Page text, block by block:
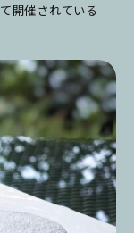
開催されている